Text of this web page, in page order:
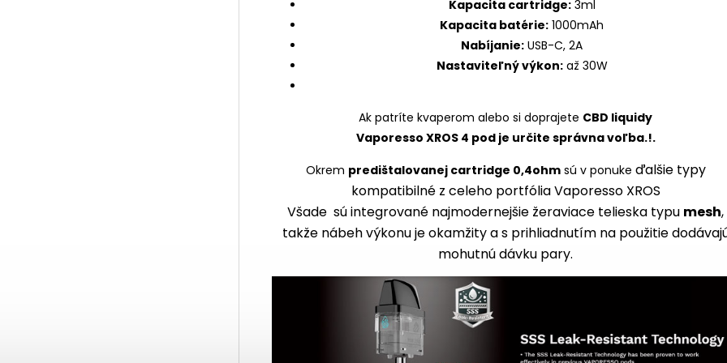
Kapacita cartridge:3ml
Kapacita batérie: 1000mAh
Nabíjanie: USB-C, 2A
Nastaviteľný výkon:až 30W
Ak patríte kvaperom alebo si doprajete CBD liquidy
Vaporesso XROS 4 pod je určite správna voľba.!.
Okrem predištalovanej cartridge 0,4ohmsú v ponuke ďalšie typy
kompatibilné z celeho portfólia Vaporesso XROS
Všade sú integrované najmodernejšie žeraviace telieska typu mesh,
takže nábeh výkonu je okamžity a s prihliadnutím na použitie
mohutnú dávku pary.